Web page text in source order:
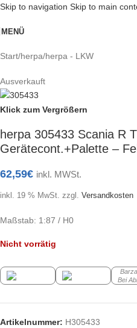
Skip to navigation Skip to main
MENÜ
Start/herpa/herpa - LKW
Ausverkauft
Klick zum Vergrößern
herpa 305433 Scania R
Gerätecont.+Palette –
62,59€ inkl. MWSt.
inkl. 19 % MwSt. zzgl. Versandkosten
Maßstab: 1:87 / H0
Nicht vorrätig
Bei
Artikelnummer: H305433